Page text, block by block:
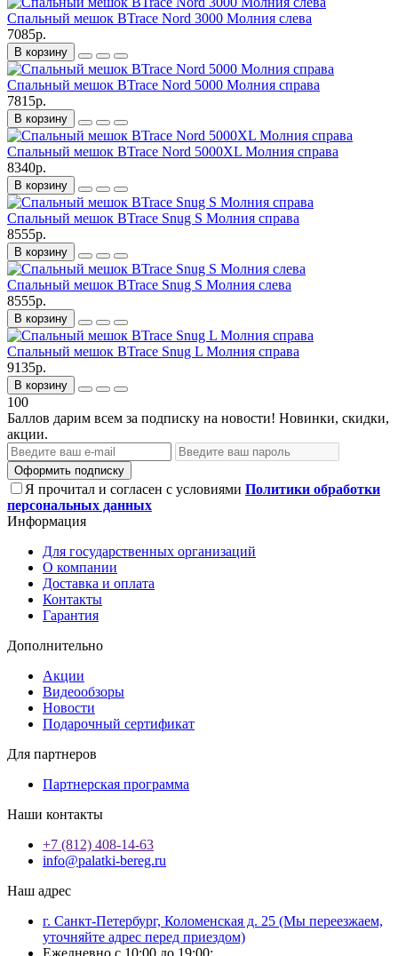
Спальный мешок BTrace Nord 3000 Молния слева
7085р.
В корзину
Спальный мешок BTrace Nord 5000 Молния справа
7815р.
В корзину
Спальный мешок BTrace Nord 5000XL Молния справа
8340р.
В корзину
Спальный мешок BTrace Snug S Молния справа
8555р.
В корзину
Спальный мешок BTrace Snug S Молния слева
8555р.
В корзину
Спальный мешок BTrace Snug L Молния справа
9135р.
В корзину
100
Баллов дарим всем за подписку на новости! Новинки, скидки,
акции.
Оформить подписку
Я прочитал и согласен с условиями Политики обработки
персональных данных
Информация
Для государственных организаций
О компании
Доставка и оплата
Контакты
Гарантия
Дополнительно
Акции
Видеообзоры
Новости
Подарочный сертификат
Для партнеров
Партнерская программа
Наши контакты
+7 (812) 408-14-63
info@palatki-bereg.ru
Наш адрес
г. Санкт-Петербург, Коломенская д. 25 (Мы переезжаем,
уточняйте адрес перед приездом)
Ежедневно с 10:00 до 19:00;